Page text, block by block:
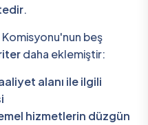
.
beş
daha eklemiştir:
alanı ile ilgili
hizmetlerin düzgün